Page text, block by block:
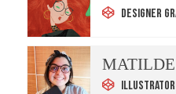
Designer